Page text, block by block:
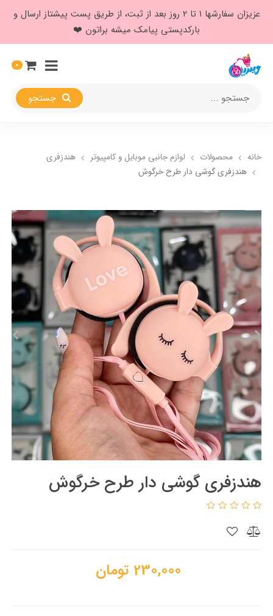
عزیزان سفارشها ۱ تا ۲ روز بعد از ثبت، از طریق پست پیشتاز ارسال و
بارکدپستی پیامک میشه براتون ❤️
0
خانه محصولات لوازم جانبی موبایل و کامپیوتر
هندزفری
هندزفری گوشی دار طرح خرگوش
هندزفری گوشی دار طرح خرگوش
230,000 تومان